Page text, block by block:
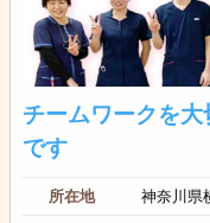
チームワークを
です
所在地 神奈川県